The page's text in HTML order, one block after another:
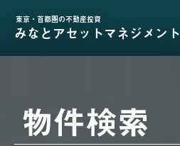
東京・首都圏の不動産投資
みなとアセットマネジメント
物件検索